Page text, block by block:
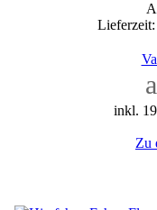
Lieferzeit:
inkl.
Zu